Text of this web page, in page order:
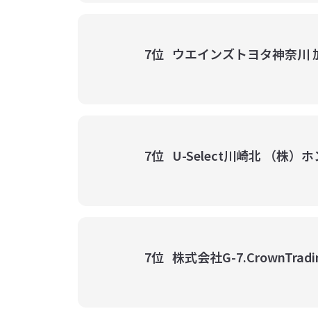
7位 ウエインズトヨタ神奈川
7位 U-Select川崎北 （株）
7位 株式会社G-